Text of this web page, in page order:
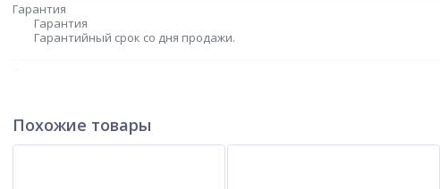
Гарантия
Гарантия
Гарантийный срок со дня продажи.
Артикул
Похожие товары